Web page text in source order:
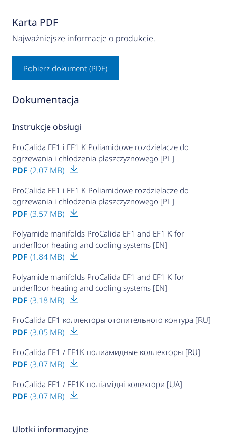
Karta PDF
Najważniejsze informacje o produkcie.
Pobierz dokument (PDF)
Dokumentacja
Instrukcje obsługi
ProCalida EF1 i EF1 K Poliamidowe rozdzielacze do
ogrzewania i chłodzenia płaszczyznowego [PL]
PDF (2.07 MB)
ProCalida EF1 i EF1 K Poliamidowe rozdzielacze do
ogrzewania i chłodzenia płaszczyznowego [PL]
PDF (3.57 MB)
Polyamide manifolds ProCalida EF1 and EF1 K for
underfloor heating and cooling systems [EN]
PDF (1.84 MB)
Polyamide manifolds ProCalida EF1 and EF1 K for
underfloor heating and cooling systems [EN]
PDF (3.18 MB)
ProCalida EF1 коллекторы отопительного контура [RU]
PDF (3.05 MB)
ProCalida EF1 / EF1K полиамидные коллекторы [RU]
PDF (3.07 MB)
ProCalida EF1 / EF1K поліамідні колектори [UA]
PDF (3.07 MB)
Ulotki informacyjne